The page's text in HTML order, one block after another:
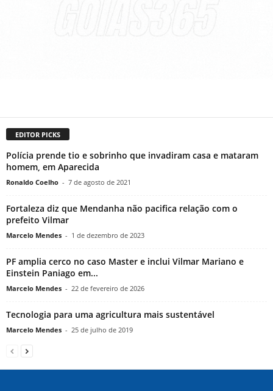
EDITOR PICKS
Polícia prende tio e sobrinho que invadiram casa e mataram
homem, em Aparecida
Ronaldo Coelho - 7 de agosto de 2021
Fortaleza diz que Mendanha não pacifica relação com o
prefeito Vilmar
Marcelo Mendes - 1 de dezembro de 2023
PF amplia cerco no caso Master e inclui Vilmar Mariano e
Einstein Paniago em...
Marcelo Mendes - 22 de fevereiro de 2026
Tecnologia para uma agricultura mais sustentável
Marcelo Mendes - 25 de julho de 2019